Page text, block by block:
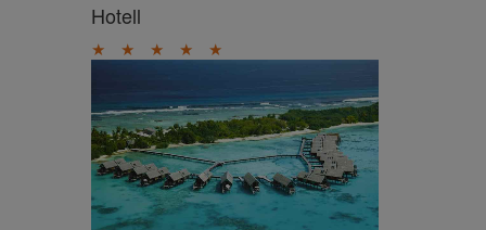
Hotell
★ ★ ★ ★ ★